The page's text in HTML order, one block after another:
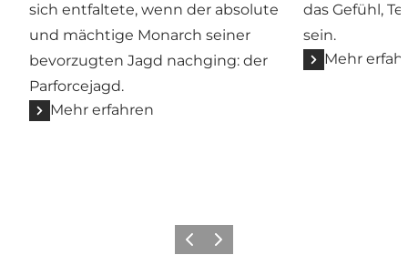
sich entfaltete, wenn der absolute
und mächtige Monarch seiner
bevorzugten Jagd nachging: der
Parforcejagd.
Mehr erfahren
das Gefühl,
sein.
Mehr
ZurückWeiter